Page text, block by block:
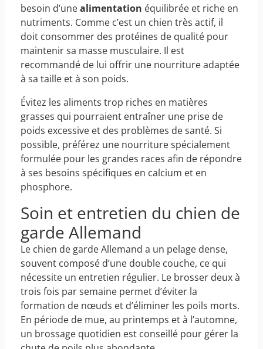
besoin d’unealimentation équilibrée et riche en
nutriments. Comme c’est un chien très actif, il
doit consommer des protéines de qualité pour
maintenir sa masse musculaire. Il est
recommandé de lui offrir une nourriture adaptée
à sa taille et à son poids.
Évitez les aliments trop riches en matières
grasses qui pourraient entraîner une prise de
poids excessive et des problèmes de santé. Si
possible, préférez une nourriture spécialement
formulée pour les grandes races afin de répondre
à ses besoins spécifiques en calcium et en
phosphore.
Soin et entretien du chien de
garde Allemand
Le chien de garde Allemand a un pelage dense,
souvent composé d’une double couche, ce qui
nécessite un entretien régulier. Le brosser deux à
trois fois par semaine permet d’éviter la
formation de nœuds et d’éliminer les poils morts.
En période de mue, au printemps et à l’automne,
un brossage quotidien est conseillé pour gérer la